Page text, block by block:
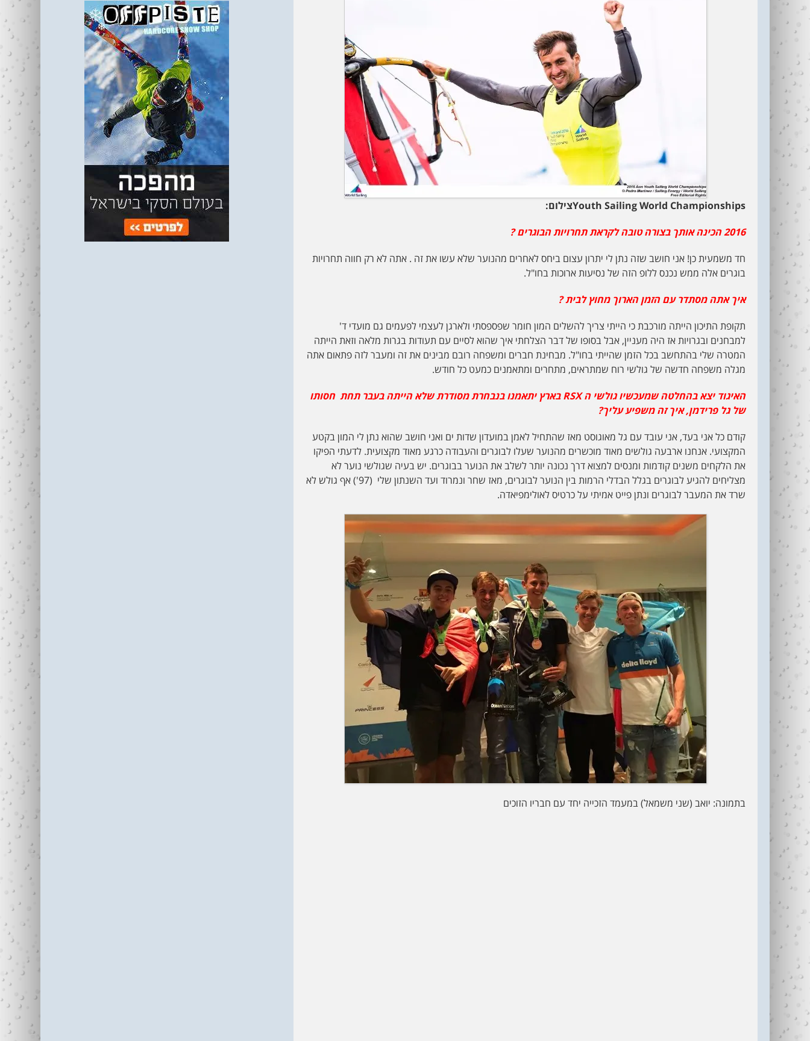
Youth Sailing World Championshipsצילום:
2016 הכינה אותך בצורה טובה לקראת תחרויות הבוגרים ?
חד משמעית כן! אני חושב שזה נתן לי יתרון עצום ביחס לאחרים מהנוער שלא עשו את זה . אתה לא רק חווה תחרויות
בוגרים אלה ממש נכנס ללופ הזה של נסיעות ארוכות בחו"ל.
איך אתה מסתדר עם הזמן הארוך מחוץ לבית ?
תקופת התיכון הייתה מורכבת כי הייתי צריך להשלים המון חומר שפספסתי ולארגן לעצמי לפעמים גם מועדי ד'
למבחנים ובגרויות אז היה מעניין, אבל בסופו של דבר הצלחתי איך שהוא לסיים עם תעודות בגרות מלאה וזאת הייתה
המטרה שלי בהתחשב בכל הזמן שהייתי בחו"ל. מבחינת חברים ומשפחה רובם מבינים את זה ומעבר לזה פתאום אתה
מגלה משפחה חדשה של גולשי רוח שמתראים, מתחרים ומתאמנים כמעט כל חודש.
האיגוד יצא בהחלטה שמעכשיו גולשי הRSXבארץ יתאמנו בנבחרת מסודרת שלא הייתה בעבר תחת חסותו
של גל פרידמן, איך זה משפיע עליך?
קודם כל אני בעד, אני עובד עם גל מאוגוסט מאז שהתחיל לאמן במועדון שדות ים ואני חושב שהוא נתן לי המון בקטע
המקצועי. אנחנו ארבעה גולשים מאוד מוכשרים מהנוער שעלו לבוגרים והעבודה כרגע מאוד מקצועית. לדעתי הפיקו
את הלקחים משנים קודמות ומנסים למצוא דרך נכונה יותר לשלב את הנוער בבוגרים. יש בעיה שגולשי נוער לא
מצליחים להגיע לבוגרים בגלל הבדלי הרמות בין הנוער לבוגרים, מאז שחר ונמרוד ועד השנתון שלי (97') אף גולש לא
שרד את המעבר לבוגרים ונתן פייט אמיתי על כרטיס לאולימפיאדה.
בתמונה: יואב (שני משמאל) במעמד הזכייה יחד עם חבריו הזוכים